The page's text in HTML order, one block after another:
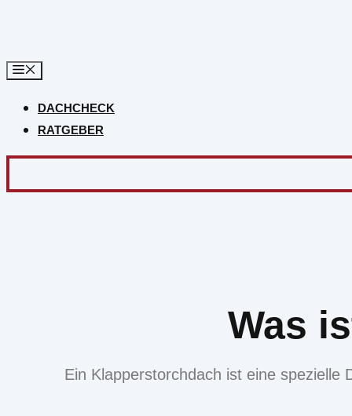
springen
DACHCHECK
RATGEBER
Was
Ein Klapperstorchdach ist eine